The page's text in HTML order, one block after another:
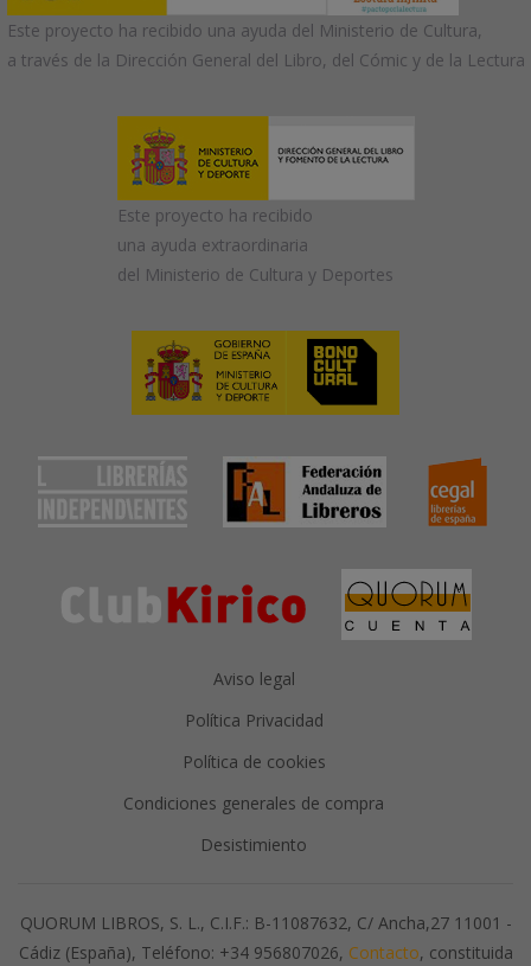
Este proyecto ha recibido una ayuda del Ministerio de Cultura,
a través de la Dirección General del Libro, del Cómic y de la Lectura
Este proyecto ha recibido
una ayuda extraordinaria
del Ministerio de Cultura y Deportes
Aviso legal
Política Privacidad
Política de cookies
Condiciones generales de compra
Desistimiento
QUORUM LIBROS, S. L., C.I.F.: B-11087632, C/ Ancha,27 11001 -
Cádiz (España), Teléfono: +34 956807026, Contacto, constituida